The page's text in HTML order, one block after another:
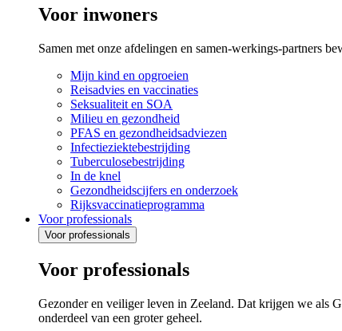
Voor inwoners
Samen met onze afdelingen en samen-werkings-partners
Mijn kind en opgroeien
Reisadvies en vaccinaties
Seksualiteit en SOA
Milieu en gezondheid
PFAS en gezondheidsadviezen
Infectieziektebestrijding
Tuberculosebestrijding
In de knel
Gezondheidscijfers en onderzoek
Rijksvaccinatieprogramma
Voor professionals
Voor professionals
Voor professionals
Gezonder en veiliger leven in Zeeland. Dat krijgen we als
onderdeel van een groter geheel.